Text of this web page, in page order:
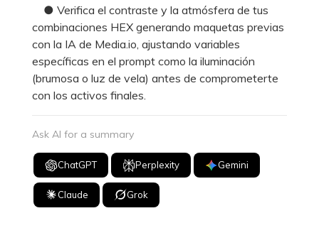
● Verifica el contraste y la atmósfera de tus
combinaciones HEX generando maquetas previas
con la IA de Media.io, ajustando variables
específicas en el prompt como la iluminación
(brumosa o luz de vela) antes de comprometerte
con los activos finales.
Ask AI for a summary
ChatGPT Perplexity Gemini
Claude Grok